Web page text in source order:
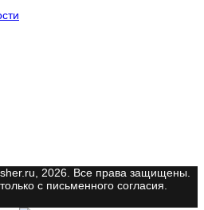
2026. Все права защищены.
с письменного согласия.